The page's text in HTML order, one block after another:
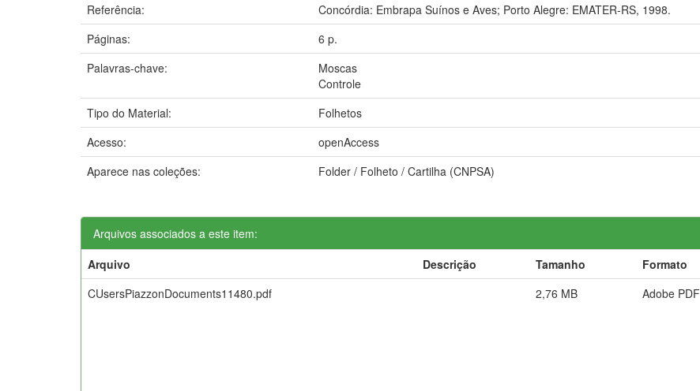
Referência:
Concórdia: Embrapa Suínos e Aves; Porto Alegre: EMATER-RS, 1998.
Páginas:
6 p.
Palavras-chave:
Moscas
Controle
Tipo do Material:
Folhetos
Acesso:
openAccess
Aparece nas coleções:
Folder / Folheto / Cartilha (CNPSA)
Arquivos associados a este item:
Arquivo
Descrição Tamanho
Formato
CUsersPiazzonDocuments11480.pdf
2,76 MB Adobe PDF